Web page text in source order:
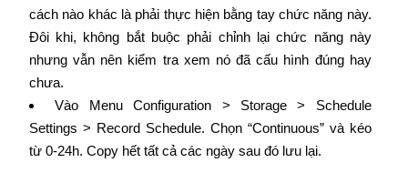
cách nào khác là phải thực hiện bằng tay chức năng này.
Đôi khi, không bắt buộc phải chỉnh lại chức năng này
nhưng vẫn nên kiểm tra xem nó đã cấu hình đúng hay
chưa.
Vào Menu Configuration > Storage > Schedule
Settings > Record Schedule. Chọn “Continuous” và kéo
từ 0-24h. Copy hết tất cả các ngày sau đó lưu lại.